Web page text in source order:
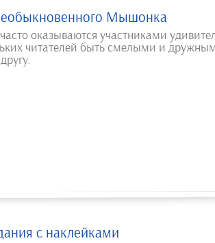
Мышонка
оказываются участниками
читателей быть смелыми и
с наклейками